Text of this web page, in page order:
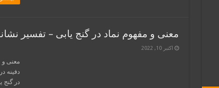
معنی و مفهوم نماد در گنج یابی – تفسیر
اکتبر 10, 2022
معنی و
دفینه
در گنج